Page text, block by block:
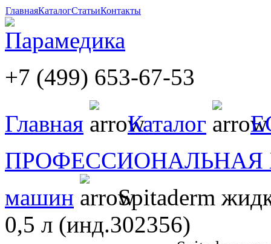
ГлавнаяКаталогСтатьиКонтакты
+7 (499) 653-67-53
Главная
Каталог
машин
Spitaderm
0,5 л (инд.302356)